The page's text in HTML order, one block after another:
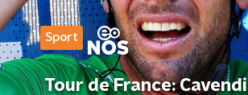
Sport
Tour de France: